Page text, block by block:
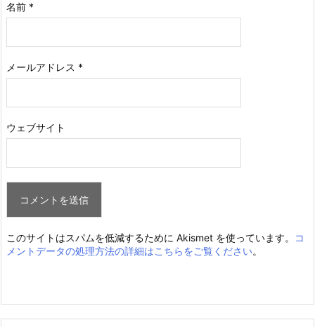
名前 *
メールアドレス *
ウェブサイト
このサイトはスパムを低減するために Akismet を使っています。
コ
メントデータの処理方法の詳細はこちらをご覧ください。